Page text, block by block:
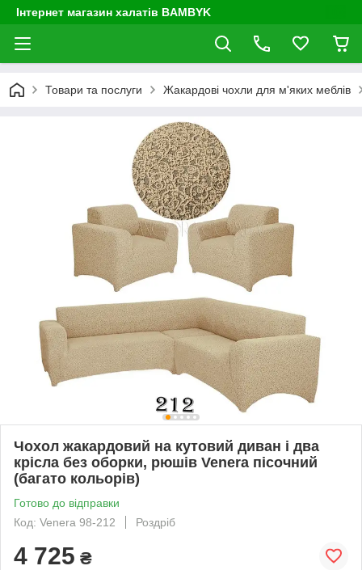
Інтернет магазин халатів BAMBYK
Товари та послуги Жакардові чохли для м'яких меблів
Чохол жакардовий на кутовий диван і два
крісла без оборки, рюшів Venera пісочний
(багато кольорів)
Готово до відправки
Код: Venera 98-212
Роздріб
4 725 ₴